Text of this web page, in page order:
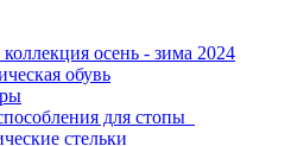
осень - зима 2024
обувь
для стопы
стельки